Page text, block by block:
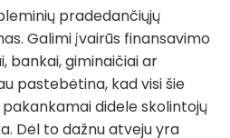
pradedančiųjų
Galimi įvairūs finansavimo
bankai, giminaičiai ar
pastebėtina, kad visi šie
pakankamai didele skolintojų
Dėl to dažnu atveju yra